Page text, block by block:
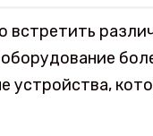
встретить